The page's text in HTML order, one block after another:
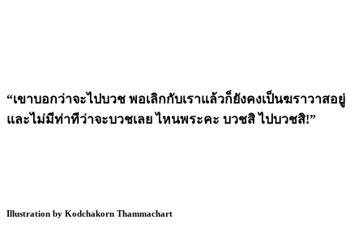
“เขาบอกว่าจะไปบวช พอเลิกกับเราแล้วก็ยังคงเป็นฆราวาสอยู่
และไม่มีท่าทีว่าจะบวชเลย ไหนพระคะ บวชสิ ไปบวชสิ!”
Illustration by Kodchakorn Thammachart